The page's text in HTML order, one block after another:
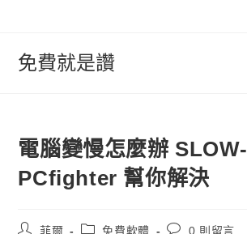
免費就是讚
電腦變慢怎麼辦 SLOW-
PCfighter 幫你解決
文
菲爾
文
免費軟體
文
0 則留言